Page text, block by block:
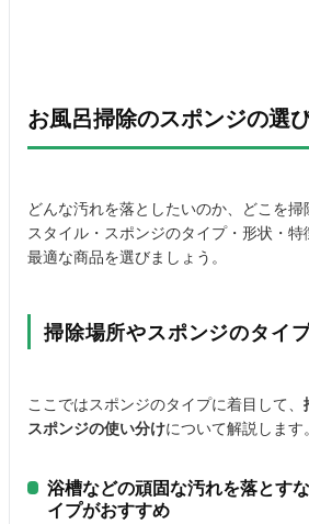
お風呂掃除のスポンジの選
どんな汚れを落としたいのか、どこを
スタイル・スポンジのタイプ・形状・特
最適な商品を選びましょう。
掃除場所やスポンジのタイ
ここではスポンジのタイプに着目して、
スポンジの使い分けについて解説します。
浴槽などの頑固な汚れを落とす
イプがおすすめ